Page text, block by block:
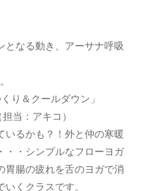
なる動き、アーサナ呼吸
り＆クールダウン」
：アキコ）
いるかも？！外と仲の寒暖
・・シンプルなフローヨガ
胃腸の疲れを舌のヨガで消
くクラスです。